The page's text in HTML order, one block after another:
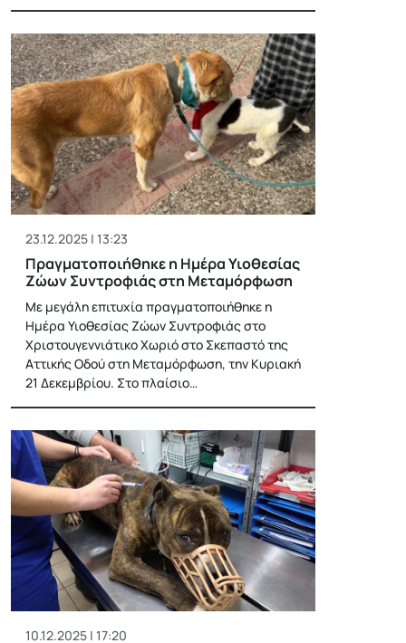
23.12.2025 | 13:23
Πραγματοποιήθηκε η Ημέρα Υιοθεσίας
Ζώων Συντροφιάς στη Μεταμόρφωση
Με μεγάλη επιτυχία πραγματοποιήθηκε η
Ημέρα Υιοθεσίας Ζώων Συντροφιάς στο
Χριστουγεννιάτικο Χωριό στο Σκεπαστό της
Αττικής Οδού στη Μεταμόρφωση, την Κυριακή
21 Δεκεμβρίου. Στο πλαίσιο…
10.12.2025 | 17:20